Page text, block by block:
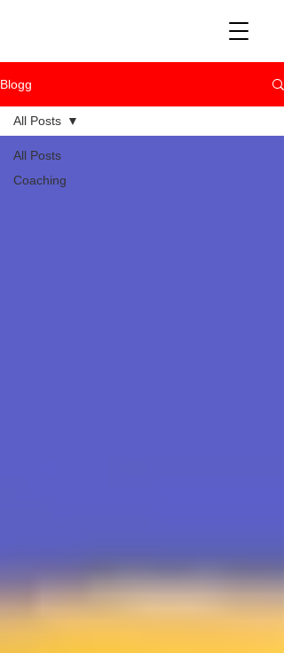
Blogg
All Posts
Coaching
All Posts